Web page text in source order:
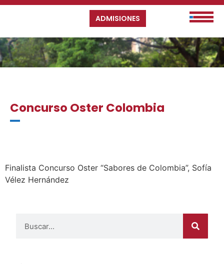
ADMISIONES
Concurso Oster Colombia
Finalista Concurso Oster “Sabores de Colombia”, Sofía
Vélez Hernández